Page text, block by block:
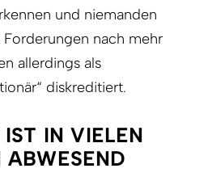
und niemanden
Forderungen nach mehr
allerdings als
diskreditiert.
IN VIELEN
ABWESEND